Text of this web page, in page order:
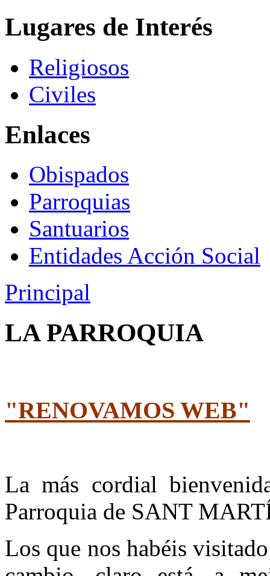
Lugares de Interés
Religiosos
Civiles
Enlaces
Obispados
Parroquias
Santuarios
Entidades Acción Social
Principal
LA PARROQUIA
"RENOVAMOS WEB"
La más cordial
Parroquia de SANT
Los que nos habéis